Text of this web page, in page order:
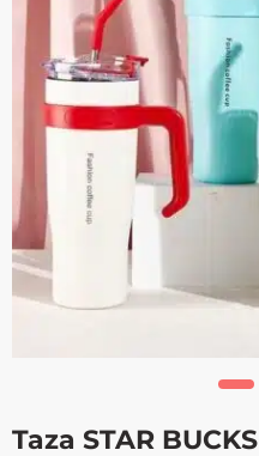
Taza STAR BUCKS